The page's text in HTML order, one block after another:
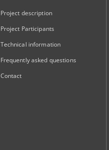
Project description
Project Participants
Technical information
Frequently asked questions
Contact